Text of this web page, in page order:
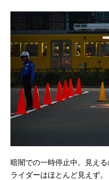
暗闇での一時停止中。見え
ライダーはほとんど見えず。